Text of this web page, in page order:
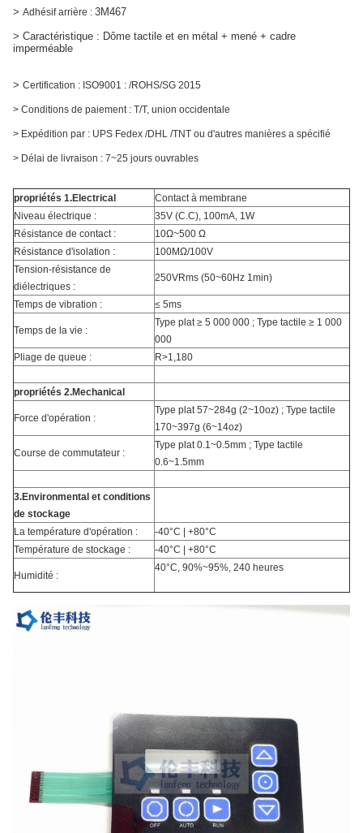
> Adhésif arrière : 3M467
> Caractéristique : Dôme tactile et en métal + mené + cadre
imperméable
> Certification : ISO9001 : /ROHS/SG 2015
> Conditions de paiement : T/T, union occidentale
> Expédition par : UPS Fedex /DHL /TNT ou d'autres manières a spécifié
> Délai de livraison : 7~25 jours ouvrables
propriétés 1.Electrical
Contact à membrane
Niveau électrique :
35V (C.C), 100mA, 1W
Résistance de contact :
10Ω~500 Ω
Résistance d'isolation :
100MΩ/100V
Tension-résistance de
diélectriques :
250VRms (50~60Hz 1min)
Temps de vibration : ≤ 5ms
Temps de la vie :
Type plat ≥ 5 000 000 ; Type tactile ≥ 1 000
000
Pliage de queue :
R>1,180
propriétés 2.Mechanical
Force d'opération :
Type plat 57~284g (2~10oz) ; Type tactile
170~397g (6~14oz)
Course de commutateur :
Type plat 0.1~0.5mm ; Type tactile
0.6~1.5mm
3.Environmental et conditions
de stockage
La température d'opération :
-40°C | +80°C
Température de stockage :
-40°C | +80°C
Humidité :
40°C, 90%~95%, 240 heures